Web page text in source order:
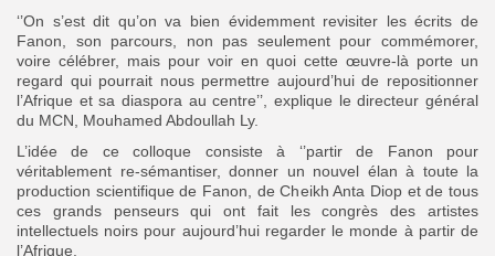
‘’On s’est dit qu’on va bien évidemment revisiter les écrits de
Fanon, son parcours, non pas seulement pour commémorer,
voire célébrer, mais pour voir en quoi cette œuvre-là porte un
regard qui pourrait nous permettre aujourd’hui de repositionner
l’Afrique et sa diaspora au centre’’, explique le directeur général
du MCN, Mouhamed Abdoullah Ly.
L’idée de ce colloque consiste à ‘’partir de Fanon pour
véritablement re-sémantiser, donner un nouvel élan à toute la
production scientifique de Fanon, de Cheikh Anta Diop et de tous
ces grands penseurs qui ont fait les congrès des artistes
intellectuels noirs pour aujourd’hui regarder le monde à partir de
l’Afrique.